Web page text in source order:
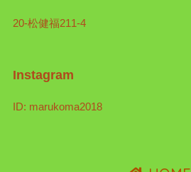
20-松健福211-4
Instagram
ID: marukoma2018